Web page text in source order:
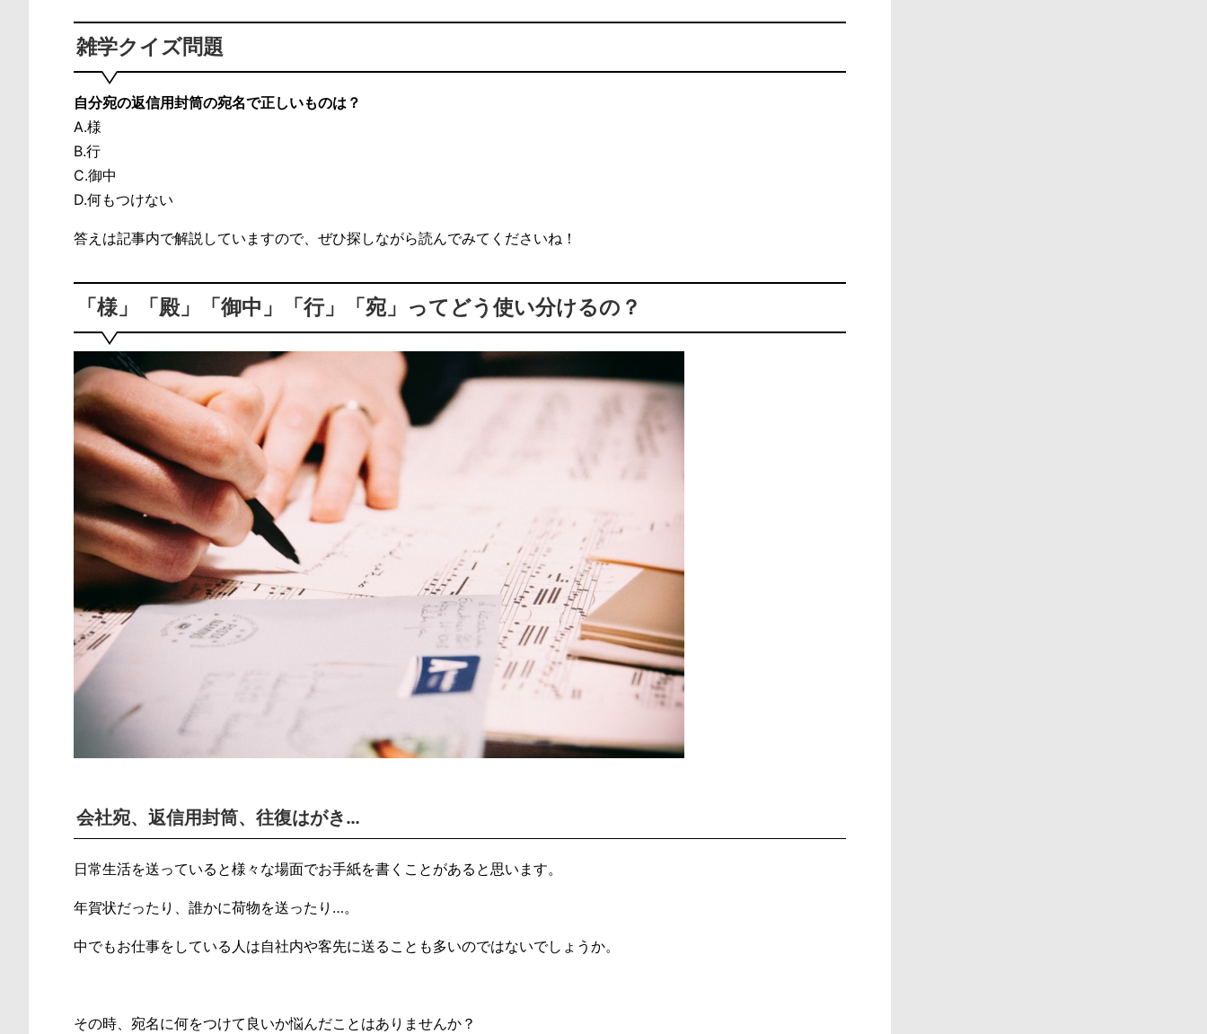
雑学クイズ問題
自分宛の返信用封筒の宛名で正しいものは？
A.様
B.行
C.御中
D.何もつけない
答えは記事内で解説していますので、ぜひ探しながら読んでみてくださいね！
「様」「殿」「御中」「行」「宛」ってどう使い分けるの？
会社宛、返信用封筒、往復はがき…
日常生活を送っていると様々な場面でお手紙を書くことがあると思います。
年賀状だったり、誰かに荷物を送ったり…。
中でもお仕事をしている人は自社内や客先に送ることも多いのではないでしょうか。
その時、宛名に何をつけて良いか悩んだことはありませんか？